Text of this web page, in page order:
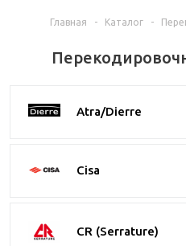
Главная - Каталог -
Atra/Dierre
Cisa
CR (Serrature)